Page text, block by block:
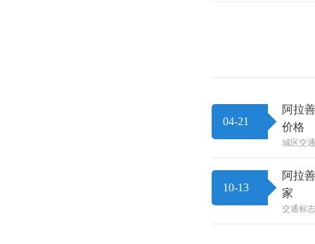
04-21
阿拉
价格
城区交
10-13
阿拉
家
交通标